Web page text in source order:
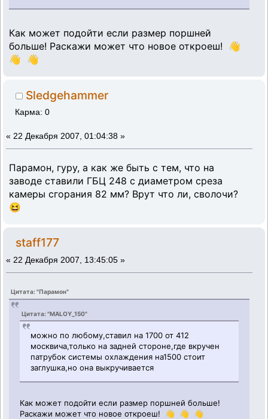
Как может подойти если размер поршней
больше! Раскажи может что новое откроеш! 👋
👋 👋
Sledgehammer
Карма: 0
« 22 Декабря 2007, 01:04:38 »
Парамон, гуру, а как же быть с тем, что на
заводе ставили ГБЦ 248 с диаметром среза
камеры сгорания 82 мм? Врут что ли, сволочи?
😆
staff177
« 22 Декабря 2007, 13:45:05 »
Цитата: "Парамон"
Цитата: "MALOY_150"
можно по любому,ставил на 1700 от 412
москвича,только на задней стороне,где вкручен
патрубок системы охлаждения на1500 стоит
заглушка,но она выкручивается
Как может подойти если размер поршней больше!
Раскажи может что новое откроеш! 👋 👋 👋